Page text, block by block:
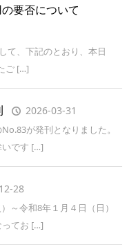
要否について
て、下記のとおり、本日
ご […]
2026-03-31
が発刊となりました。
いです […]
28
令和8年１月４日（日）
ってお […]